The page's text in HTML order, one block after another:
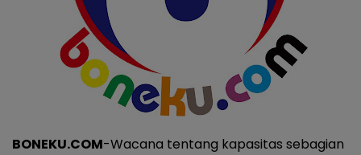
BONEKU.COM-Wacana tentang kapasitas sebagian